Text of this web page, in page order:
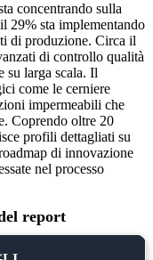
concentrando sulla
29% sta implementando
di produzione. Circa il
di controllo qualità
su larga scala. Il
come le cerniere
impermeabili che
Coprendo oltre 20
profili dettagliati su
di innovazione
nel processo
report